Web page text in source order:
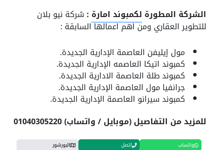
الشركة المطورة لكمبوند امارة : شركة نيو بلان
للتطوير العقاري ومن اهم اعمالها السابقة :
مول إيليفن العاصمة الإدارية الجديدة.
كمبوند اتيكا العاصمه الإدارية الجديدة.
كمبوند طلة العاصمة الادارية الجديدة.
جرانفيا مول العاصمة الإدارية الجديدة.
كمبوند سيرانو العاصمة الإدارية الجديدة.
للمزيد من التفاصيل (موبايل / واتساب) 01040305220
واتساب اتصل البورشور